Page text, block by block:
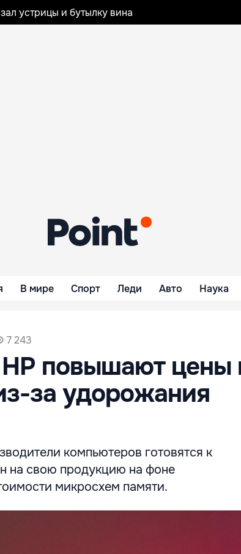
устрицы и бутылку вина
В мире Спорт Леди Авто Наука
7 243
HP повышают цены
за удорожания
компьютеров готовятся к
на свою продукцию на фоне
микросхем памяти.